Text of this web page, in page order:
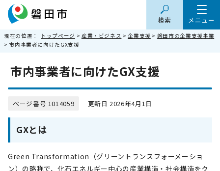
メニュー
検索
現在の位置： トップページ > 産業・ビジネス >企業支援 > 磐田市の企業支援事業
> 市内事業者に向けたGX支援
市内事業者に向けたGX支援
ページ番号 1014059 更新日 2026年4月1日
GXとは
Green Transformation（グリーントランスフォーメーショ
ン）の略称で、化石エネルギー中心の産業構造・社会構造をク